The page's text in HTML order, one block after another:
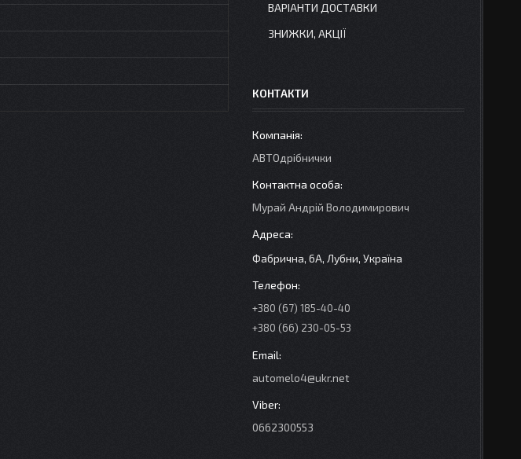
ВАРІАНТИ ДОСТАВКИ
ЗНИЖКИ, АКЦІЇ
КОНТАКТИ
АВТОдрібнички
Мурай Андрій Володимирович
Фабрична, 6А, Лубни, Україна
+380 (67) 185-40-40
+380 (66) 230-05-53
automelo4@ukr.net
0662300553